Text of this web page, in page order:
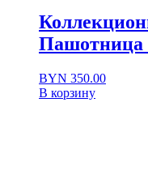
Пашотница
BYN 350.00
В корзину